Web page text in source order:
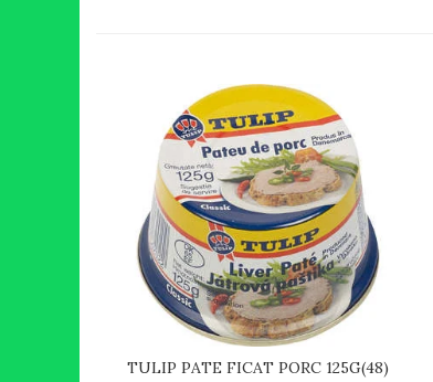
TULIP PATE FICAT PORC 125G(48)